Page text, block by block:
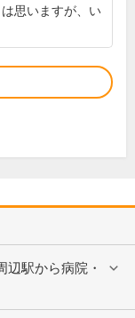
思いますが、い
駅から病院・